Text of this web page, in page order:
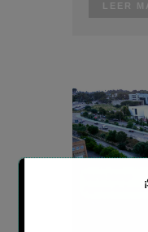
LEER